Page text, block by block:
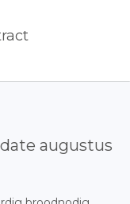
augustus